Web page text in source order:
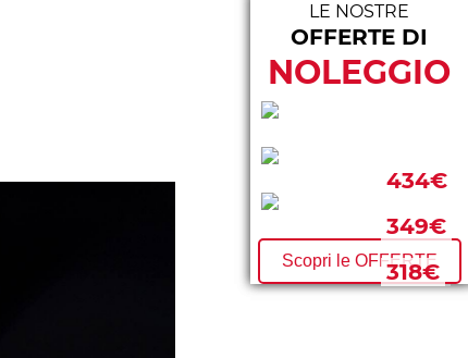
LE
293€
297€
330€
FURGONI
LE NOSTRE
OFFERTE DI
NOLEGGIO
434€
349€
318€
Scopri le OFFERTE